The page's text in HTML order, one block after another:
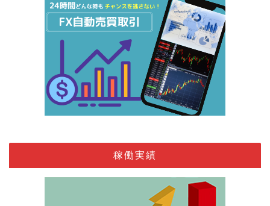
稼働実績